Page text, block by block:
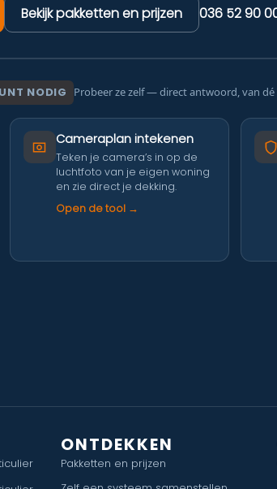
Bekijk pakketten en prijzen 036 52 90
NODIG Probeer ze zelf — direct antwoord, van dé
Cameraplan intekenen
Teken je camera’s in op de
luchtfoto van je eigen woning
en zie direct je dekking.
Open de tool →
ONTDEKKEN
Pakketten en prijzen